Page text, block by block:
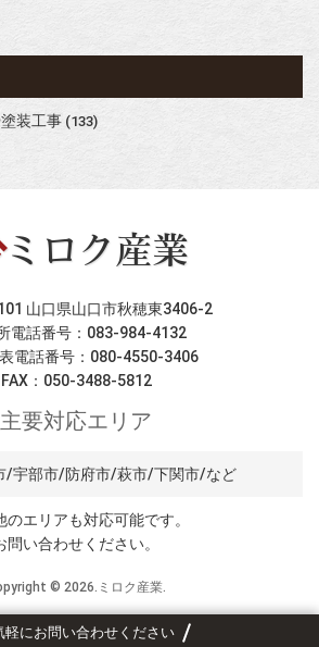
装工事 (133)
山口県山口市秋穂東3406-2
電話番号：083-984-4132
電話番号：080-4550-3406
FAX：050-3488-5812
主要対応エリア
/宇部市/防府市/萩市/下関市/など
のエリアも対応可能です。
問い合わせください。
© 2026.ミロク産業.
軽にお問い合わせください